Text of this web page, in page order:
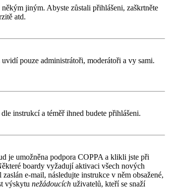
jiným. Abyste zůstali přihlášeni, zaškrtněte
atd.
pouze administrátoři, moderátoři a vy sami.
instrukcí a téměř ihned budete přihlášeni.
je umožněna podpora COPPA a klikli jste při
boardy vyžadují aktivaci všech nových
e-mail, následujte instrukce v něm obsažené,
výskytu nežádoucích uživatelů, kteří se snaží